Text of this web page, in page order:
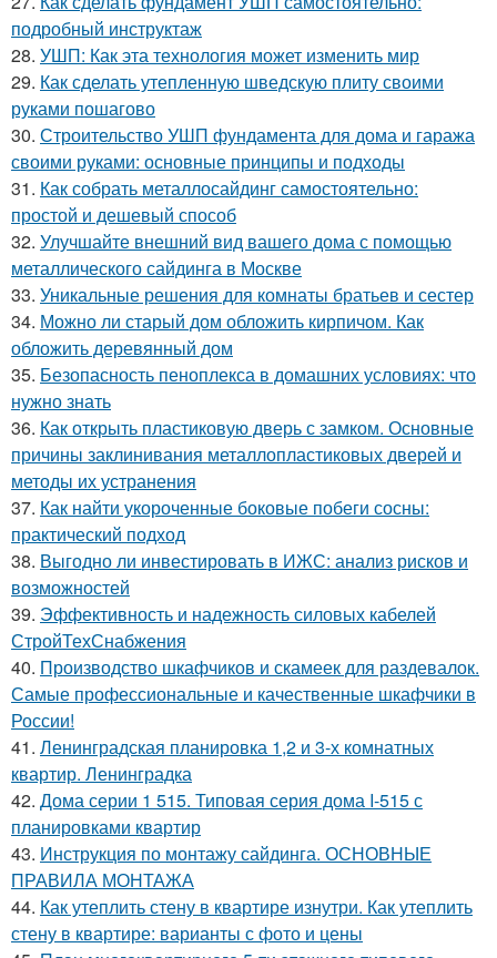
подробный инструктаж
28. УШП: Как эта технология может изменить мир
29. Как сделать утепленную шведскую плиту своими
руками пошагово
30. Строительство УШП фундамента для дома и гаража
своими руками: основные принципы и подходы
31. Как собрать металлосайдинг самостоятельно:
простой и дешевый способ
32. Улучшайте внешний вид вашего дома с помощью
металлического сайдинга в Москве
33. Уникальные решения для комнаты братьев и сестер
34. Можно ли старый дом обложить кирпичом. Как
обложить деревянный дом
35. Безопасность пеноплекса в домашних условиях: что
нужно знать
36. Как открыть пластиковую дверь с замком. Основные
причины заклинивания металлопластиковых дверей и
методы их устранения
37. Как найти укороченные боковые побеги сосны:
практический подход
38. Выгодно ли инвестировать в ИЖС: анализ рисков и
возможностей
39. Эффективность и надежность силовых кабелей
СтройТехСнабжения
40. Производство шкафчиков и скамеек для раздевалок.
Самые профессиональные и качественные шкафчики в
России!
41. Ленинградская планировка 1,2 и 3-х комнатных
квартир. Ленинградка
42. Дома серии 1 515. Типовая серия дома I-515 с
планировками квартир
43. Инструкция по монтажу сайдинга. ОСНОВНЫЕ
ПРАВИЛА МОНТАЖА
44. Как утеплить стену в квартире изнутри. Как утеплить
стену в квартире: варианты с фото и цены